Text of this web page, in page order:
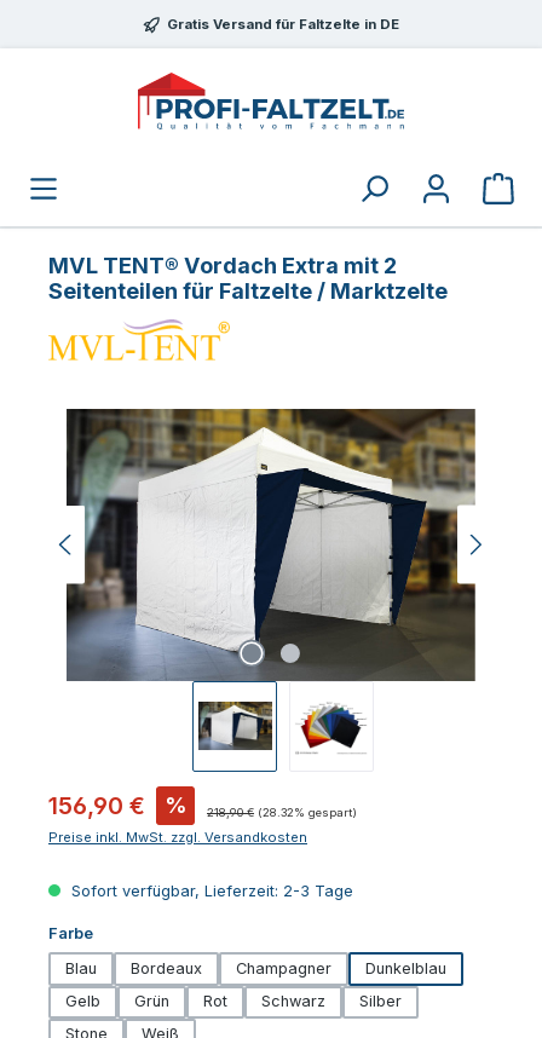
Zum Hauptinhalt springenGratis Versand für Faltzelte in DE
MVL TENT® Vordach Extra mit 2
Seitenteilen für Faltzelte / Marktzelte
Bildergalerie überspringen
Verkaufspreis:
156,90 € % Regulärer Preis:
218,90 € (28.32% gespart)
Preise inkl. MwSt. zzgl. Versandkosten
Sofort verfügbar, Lieferzeit: 2-3 Tage
Farbeauswählen
Blau
Bordeaux Champagner
Dunkelblau
Gelb
Grün Rot Schwarz
Silber
Stone
Weiß